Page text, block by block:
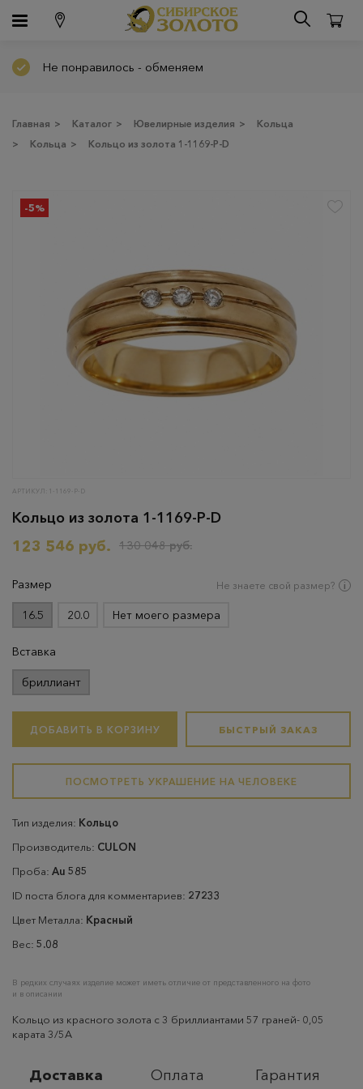
Не понравилось - обменяем
Главная > Каталог > Ювелирные изделия >
Кольца
>
Кольца > Кольцо из золота 1-1169-Р-D
-5%
АРТИКУЛ: 1-1169-Р-D
Кольцо из золота 1-1169-Р-D
123 546 руб.
130 048 руб.
Размер Не знаете свой размер?
16.5 20.0 Нет моего размера
Вставка
бриллиант
ДОБАВИТЬ В КОРЗИНУ БЫСТРЫЙ ЗАКАЗ
ПОСМОТРЕТЬ УКРАШЕНИЕ НА ЧЕЛОВЕКЕ
Тип изделия: Кольцо
Производитель: CULON
Проба: Au 585
ID поста блога для комментариев: 27233
Цвет Металла: Красный
Вес: 5.08
В редких случаях изделие может иметь отличие от представленного на фото
и в описании
Кольцо из красного золота с 3 бриллиантами 57 граней- 0,05
карата 3/5А
Доставка Оплата Гарантия